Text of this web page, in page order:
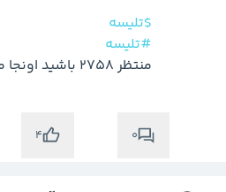
$تلیسه
#تلیسه
منتظر 2758 باشید اونجا میتونید بررسی کنید
0
4